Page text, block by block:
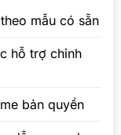
mẫu có sẵn
hỗ trợ chỉnh
bản quyền